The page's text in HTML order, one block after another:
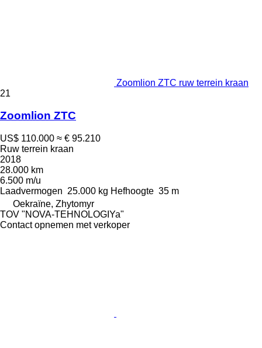
Zoomlion ZTC ruw terrein kraan
21
Zoomlion ZTC
US$ 110.000 ≈ € 95.210
Ruw terrein kraan
2018
28.000 km
6.500 m/u
Laadvermogen 25.000 kg Hefhoogte 35 m
Oekraïne, Zhytomyr
TOV "NOVA-TEHNOLOGIYa"
Contact opnemen met verkoper